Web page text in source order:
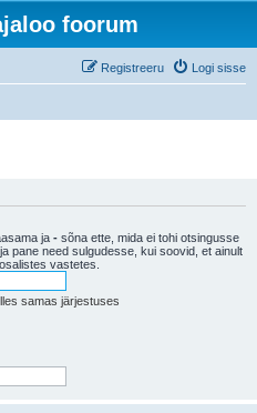
foorum
Logi sisse
Registreeru
ja - sõna ette, mida ei tohi otsingusse
need sulgudesse, kui soovid, et ainult
vastetes.
samas järjestuses